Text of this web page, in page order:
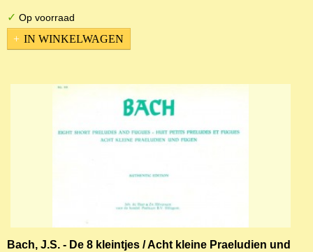
✓ Op voorraad
IN WINKELWAGEN
Bach, J.S. - De 8 kleintjes / Acht kleine Praeludien und